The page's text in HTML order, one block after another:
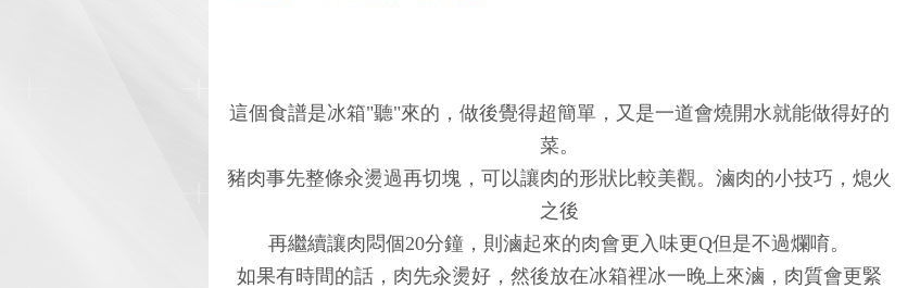
這個食譜是冰箱"聽"來的，做後覺得超簡單，又是一道會燒開水就能做得好的
菜。
豬肉事先整條汆燙過再切塊，可以讓肉的形狀比較美觀。滷肉的小技巧，熄火
之後
再繼續讓肉悶個20分鐘，則滷起來的肉會更入味更Q但是不過爛唷。
如果有時間的話，肉先汆燙好，然後放在冰箱裡冰一晚上來滷，肉質會更緊